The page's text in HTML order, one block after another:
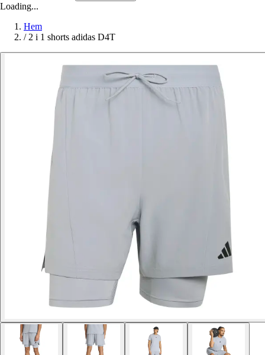
Loading...
Hem
/ 2 i 1 shorts adidas D4T